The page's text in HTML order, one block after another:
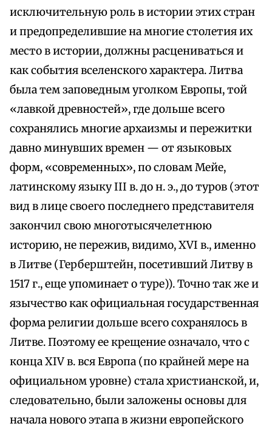
исключительную роль в истории этих стран
и предопределившие на многие столетия их
место в истории, должны расцениваться и
как события вселенского характера. Литва
была тем заповедным уголком Европы, той
«лавкой древностей», где дольше всего
сохранялись многие архаизмы и пережитки
давно минувших времен — от языковых
форм, «современных», по словам Мейе,
латинскому языку III в. до н. э., до туров (этот
вид в лице своего последнего представителя
закончил свою многотысячелетнюю
историю, не пережив, видимо, XVI в., именно
в Литве (Герберштейн, посетивший Литву в
1517 г., еще упоминает о туре)). Точно так же и
язычество как официальная государственная
форма религии дольше всего сохранялось в
Литве. Поэтому ее крещение означало, что с
конца XIV в. вся Европа (по крайней мере на
официальном уровне) стала христианской, и,
следовательно, были заложены основы для
начала нового этапа в жизни европейского